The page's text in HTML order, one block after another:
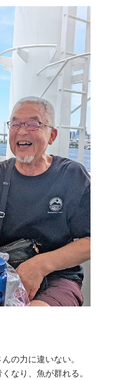
の力に違いない。
なり、魚が群れる。